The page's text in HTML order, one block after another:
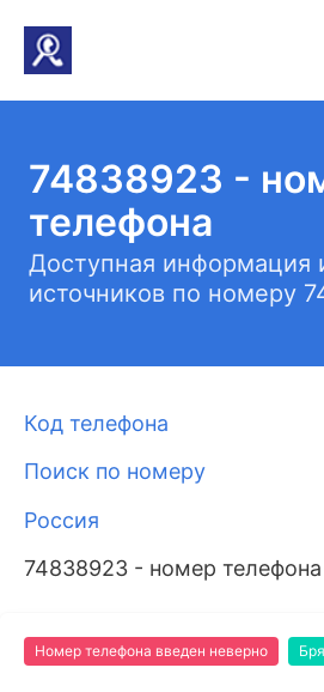
74838923 -
телефона
Доступная информация
источников по номеру
Код телефона
Поиск по номеру
Россия
74838923 - номер телефона
Номер телефона введен неверно